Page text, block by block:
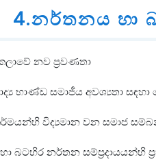
4.නර්තනය හා
නව ප්‍රවණතා
භාණ්ඩ සමාජීය අවශ්‍යතා සඳහා
විද්‍යමාන වන සමාජ
බටහිර නර්තන සම්ප්‍රදායයන්හි